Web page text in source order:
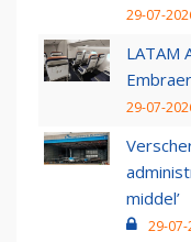
29-07-
LATAM
29-07-
middel’
29-